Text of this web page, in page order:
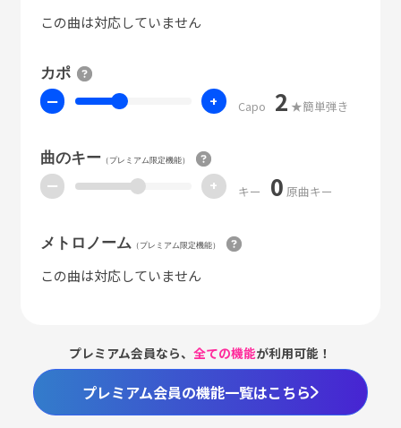
この曲は対応していません
カポ
ー + Capo 2 ★簡単弾き
曲のキー（プレミアム限定機能）
ー + キー 0 原曲キー
メトロノーム （プレミアム限定機能）
この曲は対応していません
プレミアム会員なら、全ての機能が利用可能！
プレミアム会員の機能一覧はこちら